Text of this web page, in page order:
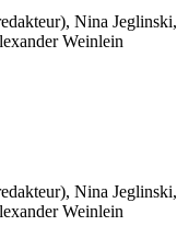
Nina Jeglinski,
Weinlein
Nina Jeglinski,
Weinlein